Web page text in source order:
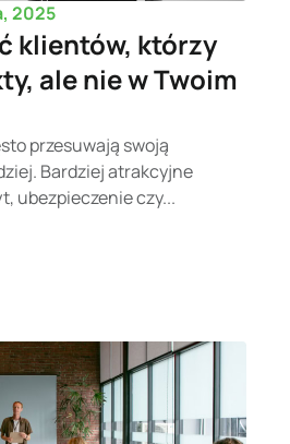
2025
klientów, którzy
ale nie w Twoim
przesuwają swoją
Bardziej atrakcyjne
ubezpieczenie czy...